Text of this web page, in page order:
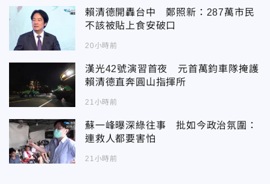
賴清德開轟台中 鄭照新：287萬市民
不該被貼上食安破口
20小時前
漢光42號演習首夜 元首萬鈞車隊掩護
賴清德直奔圓山指揮所
21小時前
蘇一峰曝深綠往事 批如今政治氛圍：
連救人都要害怕
21小時前